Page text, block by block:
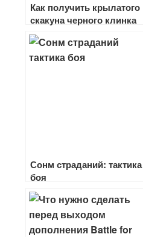
Как получить крылатого
скакуна черного клинка
Сонм страданий: тактика
боя